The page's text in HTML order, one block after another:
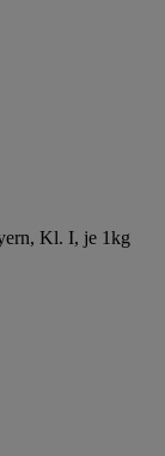
Kl. I, je 1kg